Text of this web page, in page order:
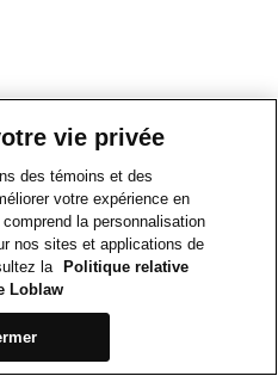
vie privée
des témoins et des
votre expérience en
la personnalisation
nos sites et applications de
la
Politique relative
Loblaw